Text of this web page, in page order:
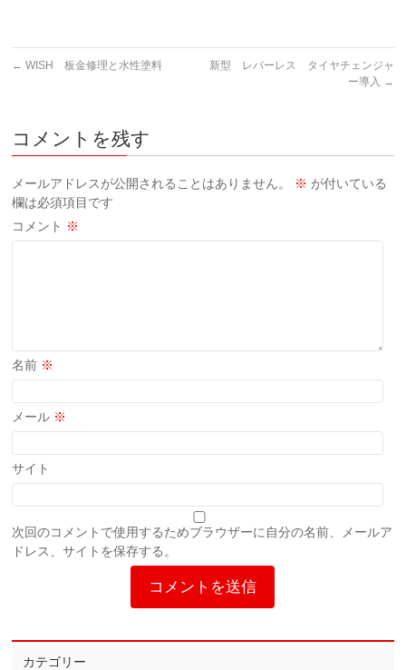
← WISH 板金修理と水性塗料
新型 レバーレス タイヤチェンジャ
ー導入 →
コメントを残す
メールアドレスが公開されることはありません。 ※ が付いている
欄は必須項目です
コメント ※
名前 ※
メール ※
サイト
次回のコメントで使用するためブラウザーに自分の名前、メールア
ドレス、サイトを保存する。
カテゴリー